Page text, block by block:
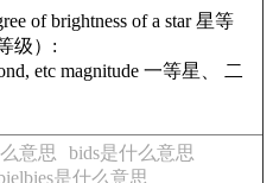
of brightness of a star 星等
级）:
etc magnitude 一等星、 二
意思
bids是什么意思
是什么意思